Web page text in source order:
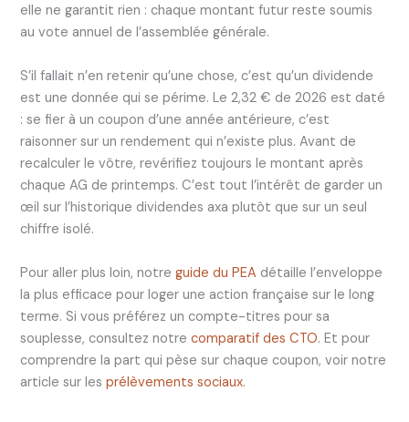
elle ne garantit rien : chaque montant futur reste soumis
au vote annuel de l’assemblée générale.
S’il fallait n’en retenir qu’une chose, c’est qu’un dividende
est une donnée qui se périme. Le 2,32 € de 2026 est daté
: se fier à un coupon d’une année antérieure, c’est
raisonner sur un rendement qui n’existe plus. Avant de
recalculer le vôtre, revérifiez toujours le montant après
chaque AG de printemps. C’est tout l’intérêt de garder un
œil sur l’historique dividendes axa plutôt que sur un seul
chiffre isolé.
Pour aller plus loin, notreguide du PEA détaille l’enveloppe
la plus efficace pour loger une action française sur le long
terme. Si vous préférez un compte-titres pour sa
souplesse, consultez notrecomparatif des CTO. Et pour
comprendre la part qui pèse sur chaque coupon, voir notre
article sur lesprélèvements sociaux.